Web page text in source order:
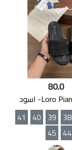
80.0
38
39
40
41
44
45